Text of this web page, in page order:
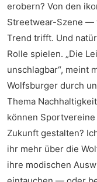
erobern? Von den
Streetwear-Szene —
Trend trifft. Und
Rolle spielen. „Die
unschlagbar“, meint
Wolfsburger durch
Thema
können
Zukunft gestalten?
ihr mehr über die
ihre modischen